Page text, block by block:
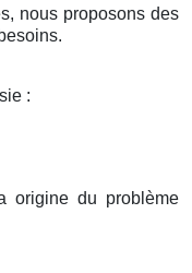
nous proposons des
:
origine du problème